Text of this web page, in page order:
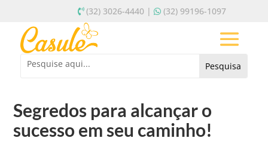
(32) 3026-4440 | (32) 99196-1097
Segredos para alcançar o
sucesso em seu caminho!